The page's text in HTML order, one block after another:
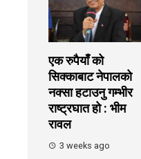
एक रुपैयाँ को
सिक्काबाट नेपालको
नक्सा हटाउनु गम्भीर
राष्ट्रघात हो : भीम
रावल
3 weeks ago